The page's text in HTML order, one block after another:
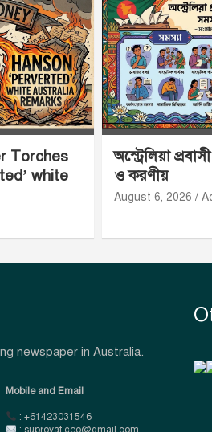
Torches
white
অস্ট্রেলিয়া
ও করণীয়
August 6, 2026
newspaper in Australia.
Mobile and Email
: +61423031546
: suprovat.ceo@gmail.com